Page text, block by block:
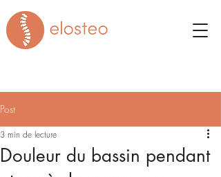
Post
Douleur du bassin pendant
3 min de lecture